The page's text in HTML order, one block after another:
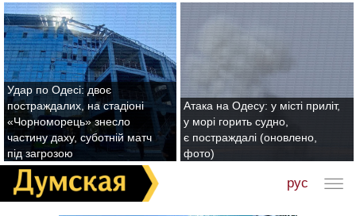
Удар по Одесі: двоє
постраждалих, на стадіоні
«Чорноморець» знесло
частину даху, суботній матч
під загрозою
Атака на Одесу: у місті приліт,
у морі горить судно,
є постраждалі (оновлено,
фото)
рус